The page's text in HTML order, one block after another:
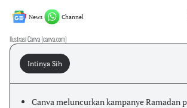
News Channel
Ilustrasi Canva (canva.com)
Intinya Sih
Canva meluncurkan kampanye Ramadan